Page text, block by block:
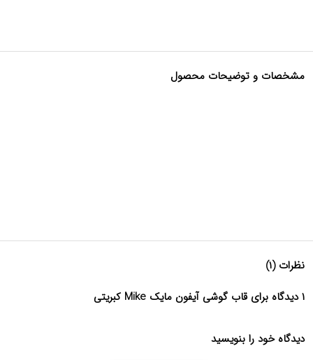
مشخصات و توضیحات محصول
نظرات (۱)
۱ دیدگاه برای قاب گوشی آیفون مایک Mike کبریتی
دیدگاه خود را بنویسید